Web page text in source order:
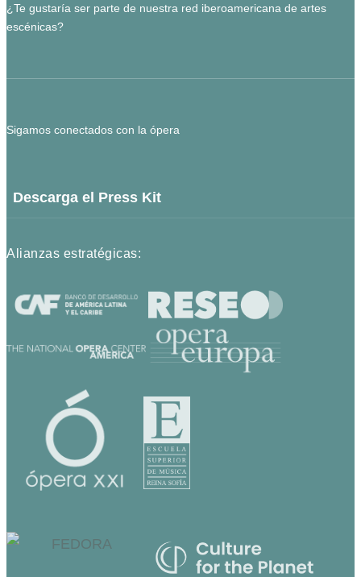
¿Te gustaría ser parte de nuestra red iberoamericana de artes
escénicas?
Sigamos conectados con la ópera
Descarga el Press Kit
Alianzas estratégicas: